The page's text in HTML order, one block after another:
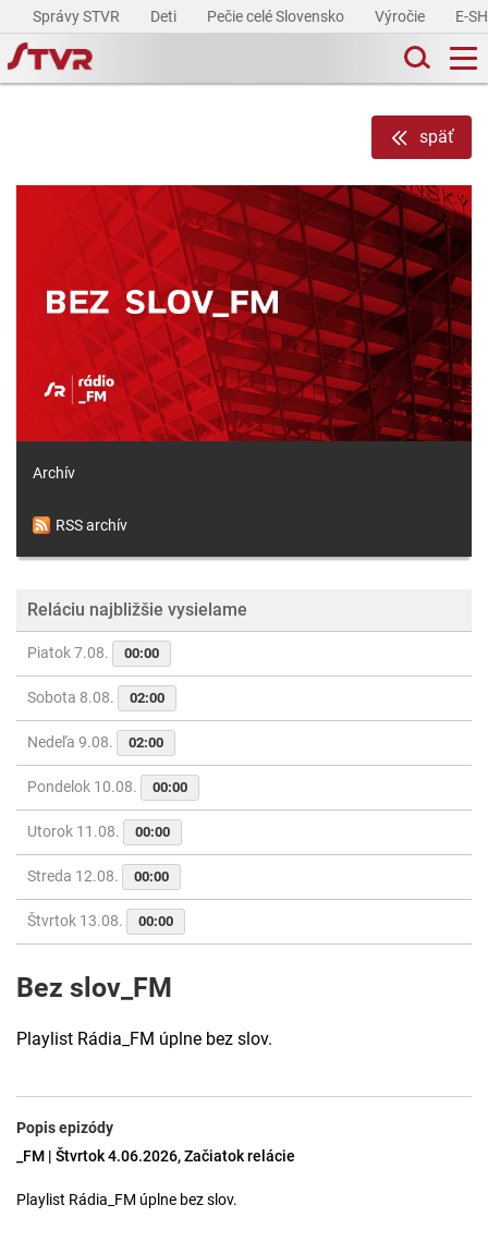
Správy STVR Deti Pečie celé Slovensko Výročie E-
späť
Archív
RSS archív
Reláciu najbližšie vysielame
Piatok 7.08. 00:00
Sobota 8.08. 02:00
Nedeľa 9.08. 02:00
Pondelok 10.08. 00:00
Utorok 11.08. 00:00
Streda 12.08. 00:00
Štvrtok 13.08. 00:00
Bez slov_FM
Playlist Rádia_FM úplne bez slov.
Popis epizódy
_FM | Štvrtok 4.06.2026, Začiatok relácie
Playlist Rádia_FM úplne bez slov.